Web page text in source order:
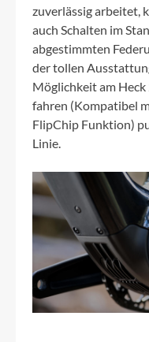
zuverlässig arbeitet,
auch Schalten im
abgestimmten
der tollen
Möglichkeit am
fahren (Kompatibel
FlipChip Funktion)
Linie.